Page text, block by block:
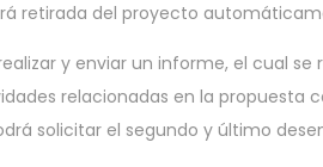
retirada del proyecto
y enviar un informe, el cual
relacionadas en la propuesta
solicitar el segundo y último